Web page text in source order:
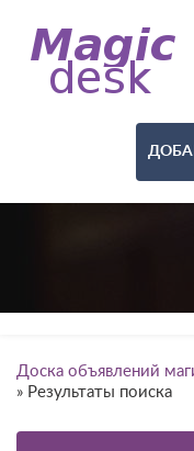
Доска объявлений
» Результаты поиска